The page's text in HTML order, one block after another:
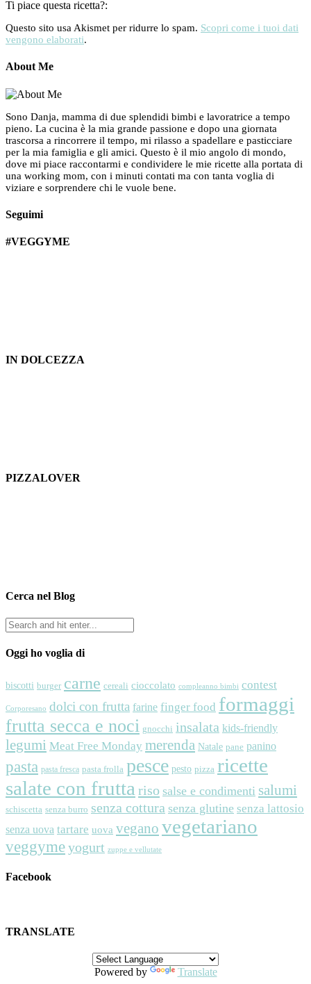
Ti piace questa ricetta?:
Questo sito usa Akismet per ridurre lo spam. Scopri come i tuoi dati
vengono elaborati.
About Me
Sono Danja, mamma di due splendidi bimbi e lavoratrice a tempo
pieno. La cucina è la mia grande passione e dopo una giornata
trascorsa a rincorrere il tempo, mi rilasso a spadellare e pasticciare
per la mia famiglia e gli amici. Questo è il mio angolo di mondo,
dove mi piace raccontarmi e condividere le mie ricette alla portata di
una working mom, con i minuti contati ma con tanta voglia di
viziare e sorprendere chi le vuole bene.
Seguimi
#VEGGYME
IN DOLCEZZA
PIZZALOVER
Cerca nel Blog
Oggi ho voglia di
biscotti burger carne cereali cioccolato compleanno bimbi contest
Corporesano dolci con frutta farine finger food formaggi
frutta secca e noci gnocchi insalata kids-friendly
legumi Meat Free Monday merenda Natale pane panino
pasta pasta fresca pasta frolla pesce pesto pizza ricette
salate con frutta riso salse e condimenti salumi
schiscetta senza burro senza cottura senza glutine senza lattosio
senza uova tartare uova vegano vegetariano
veggymeyogurt zuppe e vellutate
Facebook
TRANSLATE
Powered by Translate